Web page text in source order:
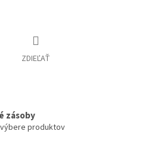
ZDIEĽAŤ
zásoby
produktov